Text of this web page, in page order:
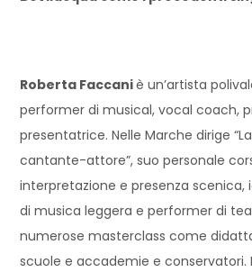
Roberta Faccaniè un’artista
performer di musical, vocal coach,
presentatrice. Nelle Marche dirige
cantante-attore”, suo personale
interpretazione e presenza
di musica leggera e performer di
numerose masterclass come
scuole e accademie e conservatori.